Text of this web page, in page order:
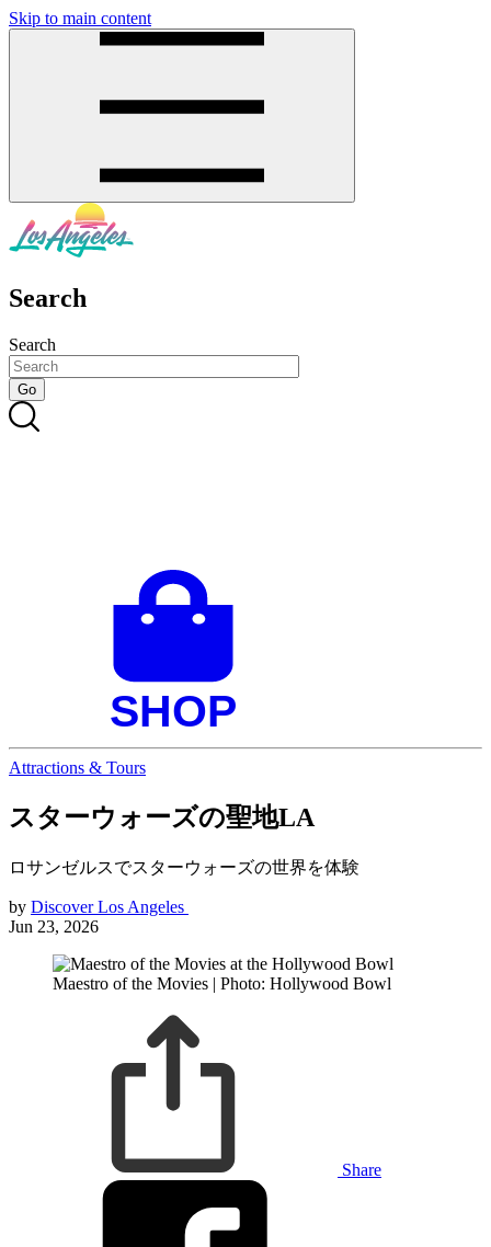
Skip to main content
Search
Search
Attractions & Tours
スターウォーズの聖地LA
ロサンゼルスでスターウォーズの世界を体験
by Discover Los Angeles
Jun 23, 2026
Maestro of the Movies | Photo: Hollywood Bowl
Share